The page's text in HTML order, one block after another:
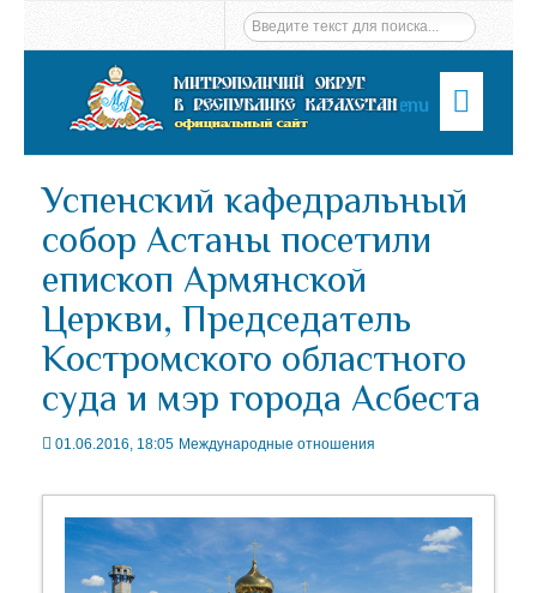
Menu
Успенский кафедральный
собор Астаны посетили
епископ Армянской
Церкви, Председатель
Костромского областного
суда и мэр города Асбеста
01.06.2016, 18:05 Международные отношения